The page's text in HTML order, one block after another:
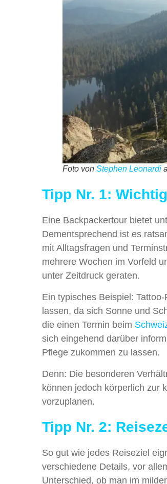
Foto von Stephen Leonardi
Tipp Nr. 1:
Eine Backpackertour bietet
Dementsprechend ist es
mit Alltagsfragen und
mehrere Wochen im Vorfeld
unter Zeitdruck geraten.
Ein typisches Beispiel:
lassen, da sich Sonne und
die einen Termin beim
sich eingehend darüber
Pflege zukommen zu lassen.
Denn: Die besonderen
können jedoch körperlich zur
vorzuplanen.
Tipp Nr. 2:
So gut wie jedes Reiseziel
verschiedene Details, vor
Unterschied, ob man im